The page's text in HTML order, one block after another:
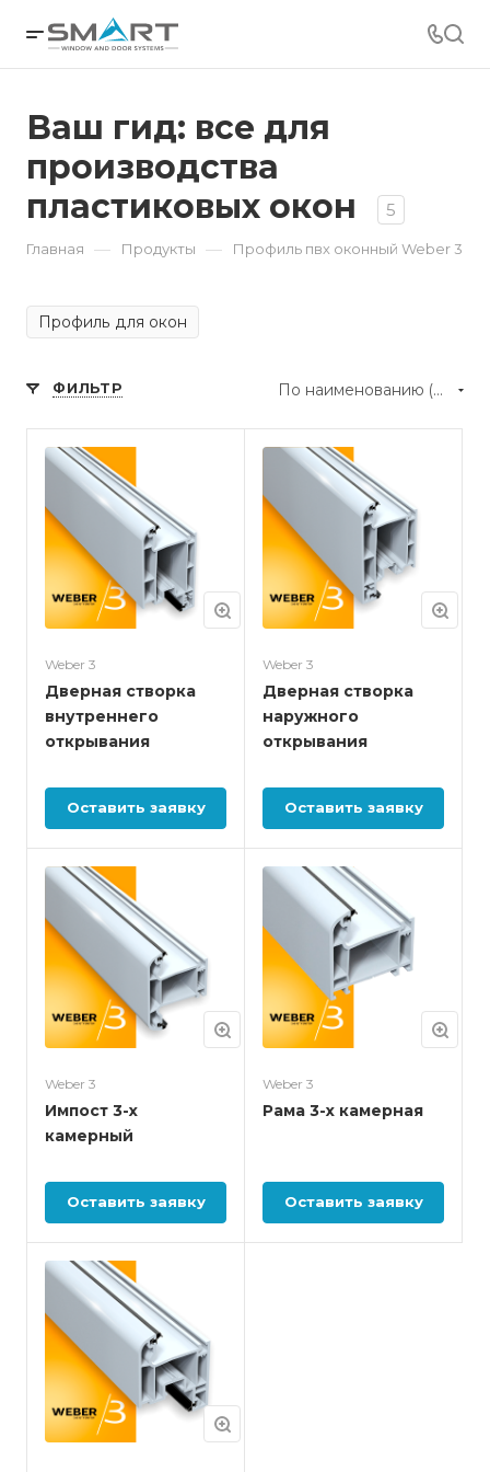
Ваш гид: все для
производства
пластиковых окон
5
Главная — Продукты — Профиль пвх оконный Weber 3
Профиль для окон
ФИЛЬТР По наименованию (А-Я)
Weber 3
Дверная створка
внутреннего
открывания
Оставить заявку
Weber 3
Дверная створка
наружного
открывания
Оставить заявку
Weber 3
Импост 3-х
камерный
Оставить заявку
Weber 3
Рама 3-х камерная
Оставить заявку